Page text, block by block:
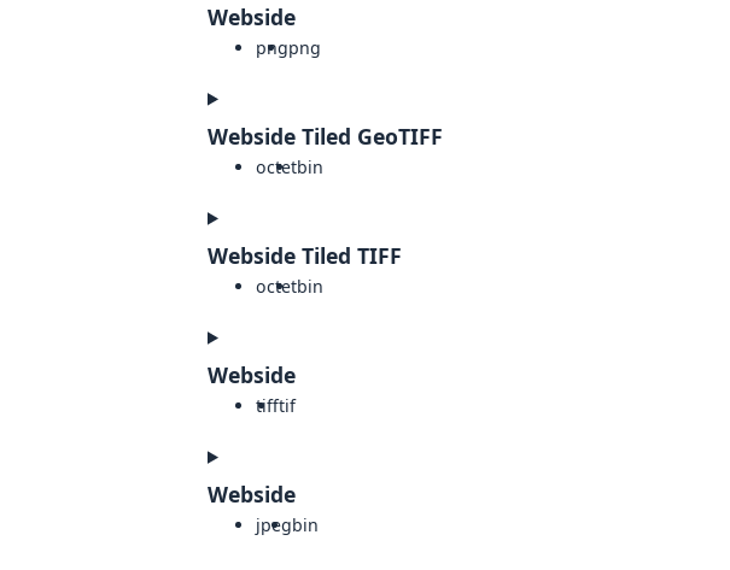
Webside
pngpng
Webside Tiled GeoTIFF
octetbin
Webside Tiled TIFF
octetbin
Webside
tifftif
Webside
jpegbin